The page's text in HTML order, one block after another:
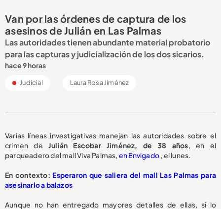
Van por las órdenes de captura de los
asesinos de Julián en Las Palmas
Las autoridades tienen abundante material probatorio
para las capturas y judicialización de los dos sicarios.
hace 9 horas
Judicial Laura Rosa Jiménez
Varias líneas investigativas manejan las autoridades sobre el
crimen de Julián Escobar Jiménez, de 38 años, en el
parqueadero del mall Viva Palmas, en Envigado, el lunes.
En contexto: Esperaron que saliera del mall Las Palmas para
asesinarlo a balazos
Aunque no han entregado mayores detalles de ellas, sí lo